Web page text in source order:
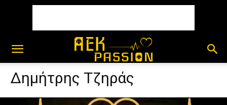
Δημήτρης Τζηράς